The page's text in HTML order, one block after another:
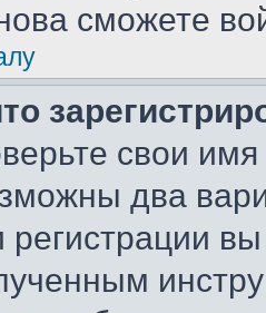
сможете
свои
два
регистрации